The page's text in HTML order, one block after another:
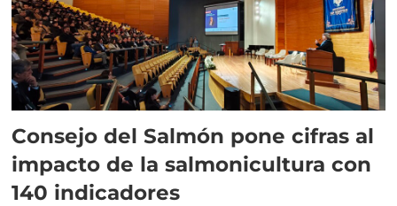
Consejo del Salmón pone cifras al
impacto de la salmonicultura con
140 indicadores